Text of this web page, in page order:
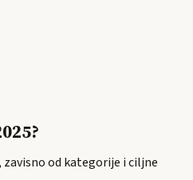
zavisno od kategorije i ciljne